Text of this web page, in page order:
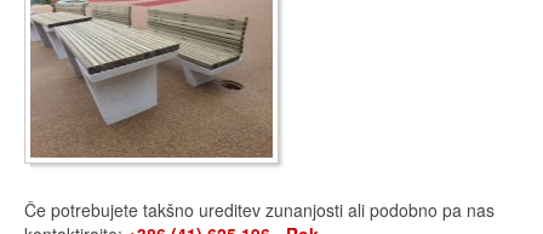
Če potrebujete takšno ureditev zunanjosti ali podobno pa nas